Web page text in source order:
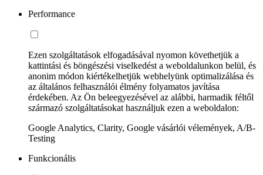
Performance
Ezen szolgáltatások elfogadásával nyomon követhetjük a
kattintási és böngészési viselkedést a weboldalunkon belül, és
anonim módon kiértékelhetjük webhelyünk optimalizálása és
az általános felhasználói élmény folyamatos javítása
érdekében. Az Ön beleegyezésével az alábbi, harmadik féltől
származó szolgáltatásokat használjuk ezen a weboldalon:
Google Analytics, Clarity, Google vásárlói vélemények, A/B-
Testing
Funkcionális